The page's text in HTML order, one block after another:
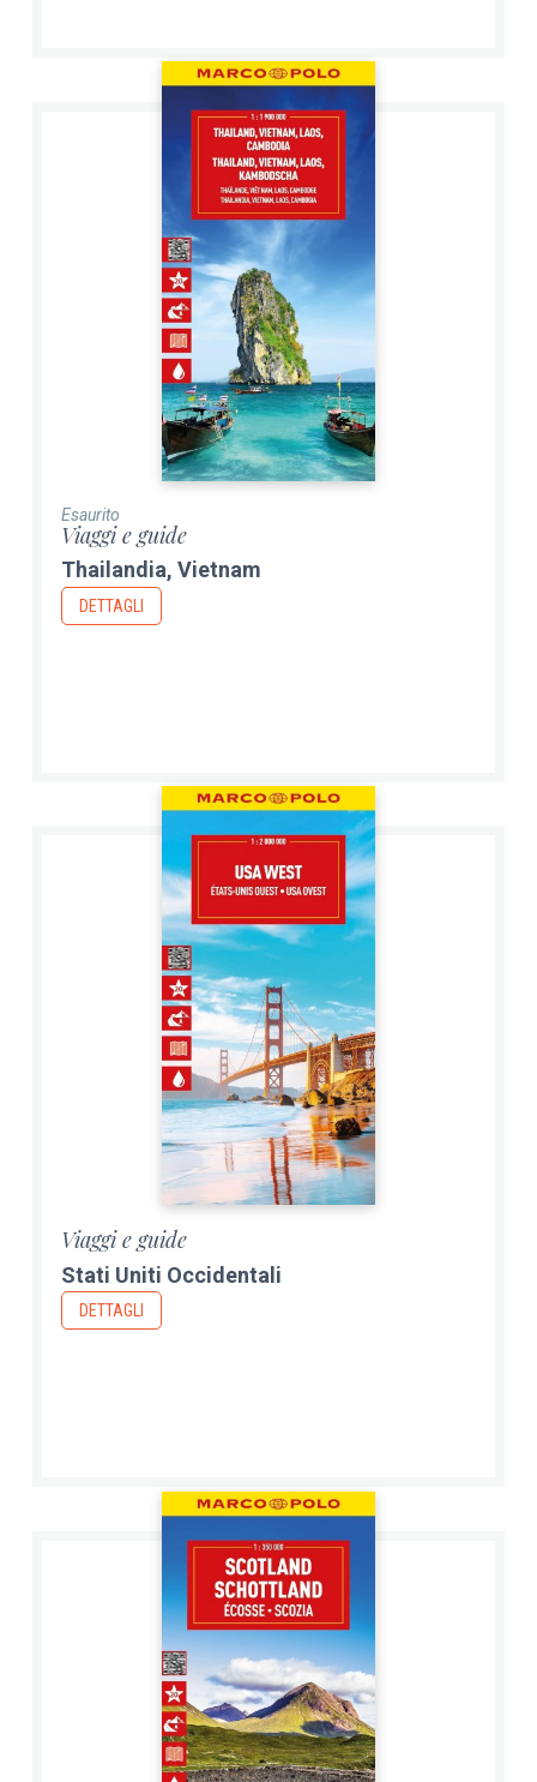
Esaurito
Viaggi e guide
Thailandia, Vietnam
DETTAGLI
Viaggi e guide
Stati Uniti Occidentali
DETTAGLI